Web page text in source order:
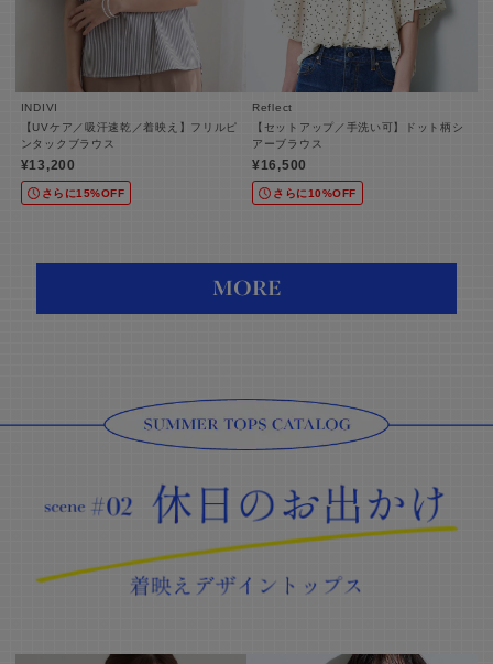
INDIVI
【UVケア／吸汗速乾／着映え】フリルピ
ンタックブラウス
¥13,200
さらに15%OFF
Reflect
【セットアップ／手洗い可】ドット柄シ
アーブラウス
¥16,500
さらに10%OFF
MORE